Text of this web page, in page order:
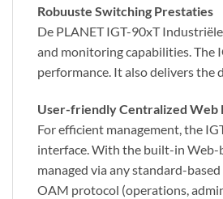
Robuuste Switching Prestaties
De PLANET IGT-90xT
and monitoring capabilities.
performance. It also delivers
User-friendly Centralized Web
For efficient management, the
interface. With the built-in Web-
managed via any standard-
OAM protocol (operations,